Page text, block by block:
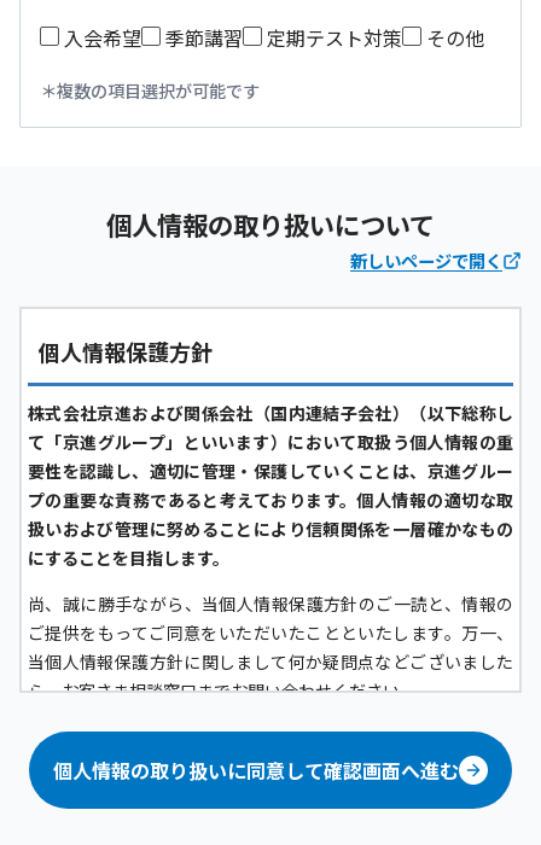
入会希望
季節講習 定期テスト対策 その他
複数の項目選択が可能です
個人情報の取り扱いについて
新しいページで開く
個人情報保護方針
株式会社京進および関係会社（国内連結子会社）（以下総称し
て「京進グループ」といいます）において取扱う個人情報の重
要性を認識し、適切に管理・保護していくことは、京進グルー
プの重要な責務であると考えております。個人情報の適切な取
扱いおよび管理に努めることにより信頼関係を一層確かなもの
にすることを目指します。
尚、誠に勝手ながら、当個人情報保護方針のご一読と、情報の
ご提供をもってご同意をいただいたことといたします。万一、
当個人情報保護方針に関しまして何か疑問点などございました
ら、お客さま相談窓口までお問い合わせください。
京進グループにおける個人情報の定義について
京進グループにおいては、生存する「顧客（グループ各社が提
個人情報の取り扱いに同意して確認画面へ進む